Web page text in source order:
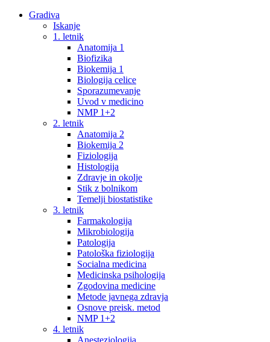
Gradiva
Iskanje
1. letnik
Anatomija 1
Biofizika
Biokemija 1
Biologija celice
Sporazumevanje
Uvod v medicino
NMP 1+2
2. letnik
Anatomija 2
Biokemija 2
Fiziologija
Histologija
Zdravje in okolje
Stik z bolnikom
Temelji biostatistike
3. letnik
Farmakologija
Mikrobiologija
Patologija
Patološka fiziologija
Socialna medicina
Medicinska psihologija
Zgodovina medicine
Metode javnega zdravja
Osnove preisk. metod
NMP 1+2
4. letnik
Anesteziologija